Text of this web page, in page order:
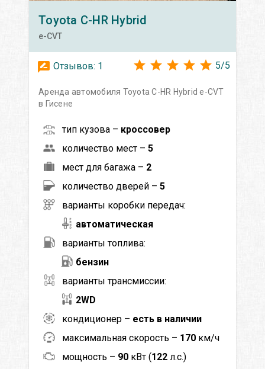
Toyota C-HR Hybrid
e-CVT
Отзывов: 1 5/5
Аренда автомобиля Toyota C-HR Hybrid e-CVT
в Гисене
тип кузова – кроссовер
количество мест – 5
мест для багажа – 2
количество дверей – 5
варианты коробки передач:
автоматическая
варианты топлива:
бензин
варианты трансмиссии:
2WD
кондиционер – есть в наличии
максимальная скорость – 170 км/ч
мощность – 90 кВт (122 л.с.)